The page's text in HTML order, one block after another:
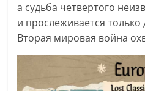
а судьба четвертого
и прослеживается только
Вторая мировая война